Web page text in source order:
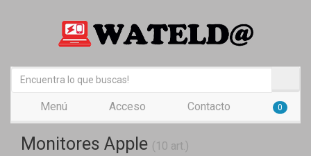
Menú Acceso Contacto 0
Monitores Apple (10 art.)